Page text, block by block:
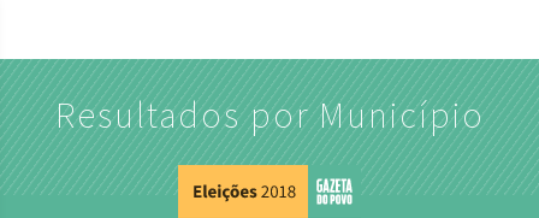
Resultados por Município